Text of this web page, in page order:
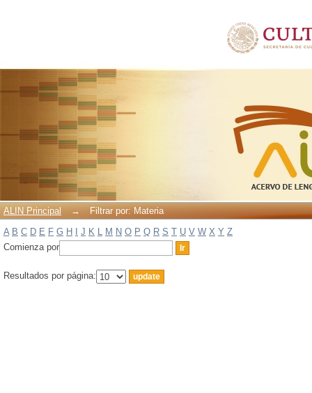
ALIN Principal →
Filtrar por: Materia
A B C D E F G H J K L M N O P Q R S T U V W X Y Z
Comienza por
Resultados por página: